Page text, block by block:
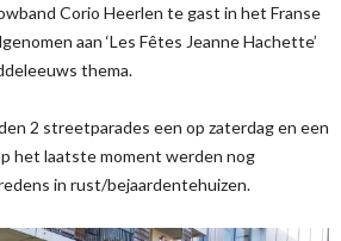
Corio Heerlen te gast in het Franse
aan ‘Les Fêtes Jeanne Hachette’
thema.
2 streetparades een op zaterdag en een
het laatste moment werden nog
in rust/bejaardentehuizen.